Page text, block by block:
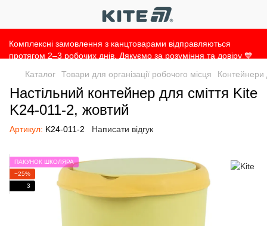
Комплексні замовлення з канцтоварами відправляються
протягом 2–3 робочих днів. Дякуємо за розуміння та довіру 💙
Каталог
Товари для організації робочого місця Контейнери
Настільний контейнер для сміття Kite
K24-011-2, жовтий
Артикул: K24-011-2 Написати відгук
ПАКУНОК ШКОЛЯРА
−25%
3